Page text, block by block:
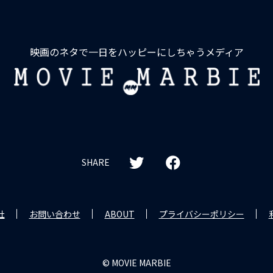
映画のネタで一日をハッピーにしちゃうメディア
MOVIE
MARBIE
SHARE
お問い合わせ ABOUT プライバシーポリシー
© MOVIE MARBIE